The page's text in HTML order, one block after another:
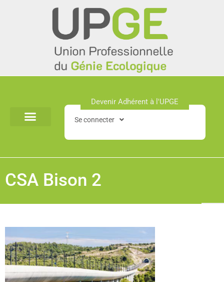
Devenir Adhérent à l'UPGE​
Se connecter
CSA Bison 2